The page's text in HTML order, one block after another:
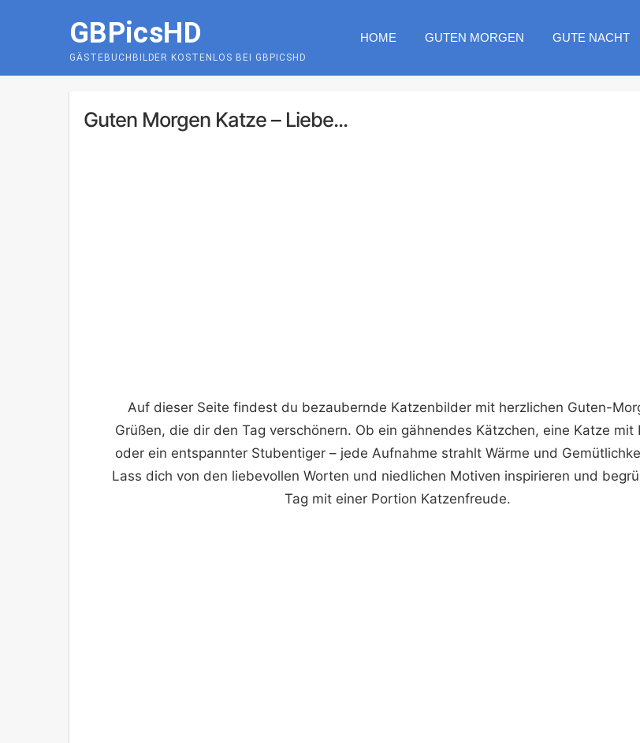
GBPicsHD
GÄSTEBUCHBILDER KOSTENLOS BEI GBPICSHD
HOME GUTEN MORGEN GUTE NACHT
Guten Morgen Katze – Liebe...
Auf dieser Seite findest du bezaubernde Katzenbilder mit herzlichen Guten-
Grüßen, die dir den Tag verschönern. Ob ein gähnendes Kätzchen, eine Katze mit
oder ein entspannter Stubentiger – jede Aufnahme strahlt Wärme und
Lass dich von den liebevollen Worten und niedlichen Motiven inspirieren und
Tag mit einer Portion Katzenfreude.